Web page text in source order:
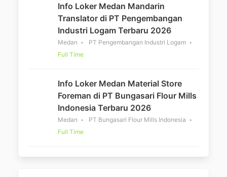
Info Loker Medan Mandarin
Translator di PT Pengembangan
Industri Logam Terbaru 2026
Medan
PT Pengembangan Industri Logam
Full Time
Info Loker Medan Material Store
Foreman di PT Bungasari Flour Mills
Indonesia Terbaru 2026
Medan
PT Bungasari Flour Mills Indonesia
Full Time